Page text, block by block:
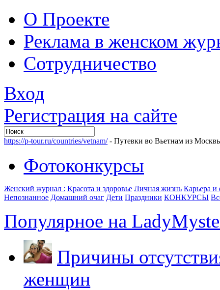
О Проекте
Реклама в женском
Сотрудничество
Вход
Регистрация на сайте
https://p-tour.ru/countries/vetnam/- Путевки во Вьетнам из
Фотоконкурсы
Женский журнал : Красота и здоровье Личная жизнь Карьера
Непознанное Домашний очаг Дети Праздники КОНКУРСЫ
Популярное на
Причины
женщин